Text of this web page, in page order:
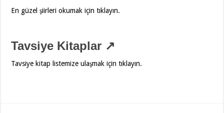
En güzel şiirleri okumak için tıklayın.
Tavsiye Kitaplar ↗
Tavsiye kitap listemize ulaşmak için tıklayın.